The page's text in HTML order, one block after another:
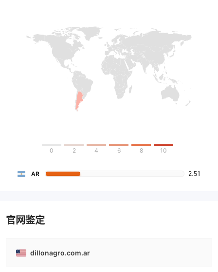
0 2 4 6 8 10
AR 2.51
官网鉴定
dillonagro.com.ar